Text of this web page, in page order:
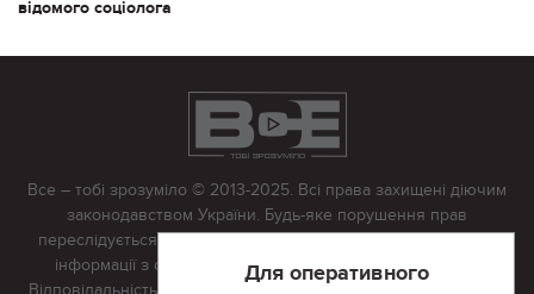
відомого соціолога
Для оперативного
Все – тобі зрозуміло © 2013-2025. Всі права захищені діючим
законодавством України. Будь-яке порушення прав
переслідується в судовому порядку. Будь-яке відтворення
інформації з сайту тільки з письмово дозволу редакції.
Відповідальність за достовірність усіх матеріалів, розміщених